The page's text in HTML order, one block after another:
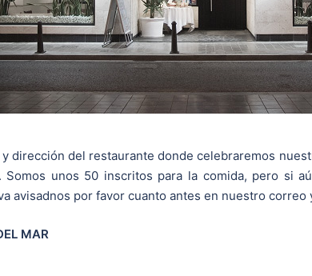
dirección del restaurante donde celebraremos
Somos unos 50 inscritos para la comida, pero si
avisadnos por favor cuanto antes en nuestro correo
MAR